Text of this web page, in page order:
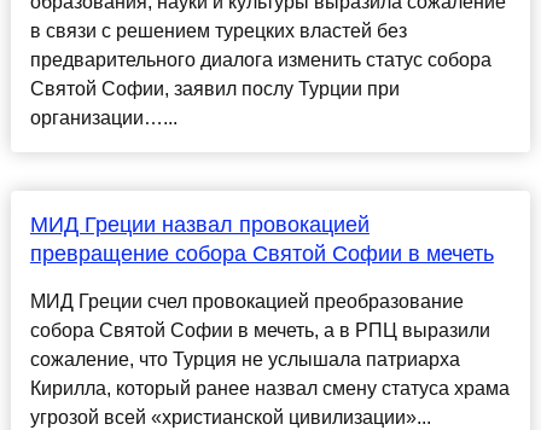
в связи с решением турецких властей без
предварительного диалога изменить статус собора
Святой Софии, заявил послу Турции при
организации…...
МИД Греции назвал провокацией
превращение собора Святой Софии в мечеть
МИД Греции счел провокацией преобразование
собора Святой Софии в мечеть, а в РПЦ выразили
сожаление, что Турция не услышала патриарха
Кирилла, который ранее назвал смену статуса храма
угрозой всей «христианской цивилизации»...